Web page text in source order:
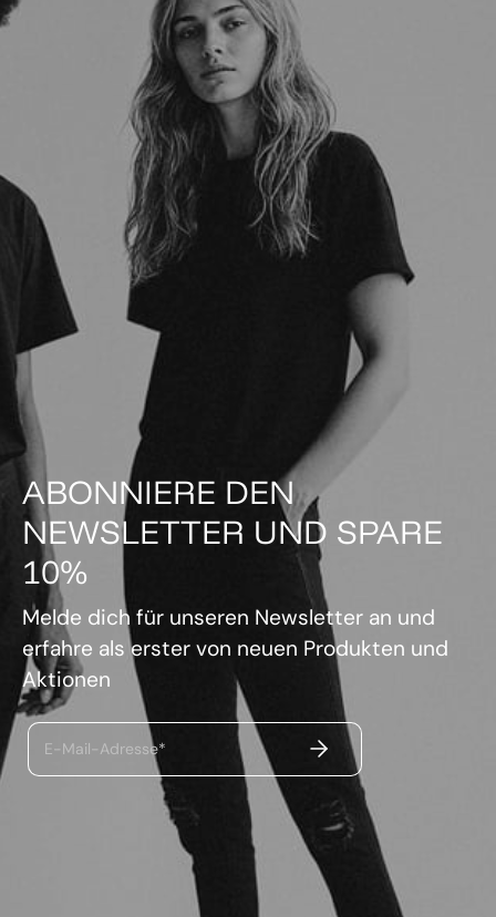
ABONNIERE DEN
NEWSLETTER UND SPARE
10%
Melde dich für unseren Newsletter an und
erfahre als erster von neuen Produkten und
Aktionen
E-Mail-Adresse* ABSENDEN